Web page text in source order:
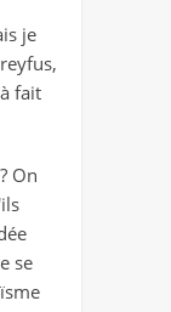
je
fait
On
se